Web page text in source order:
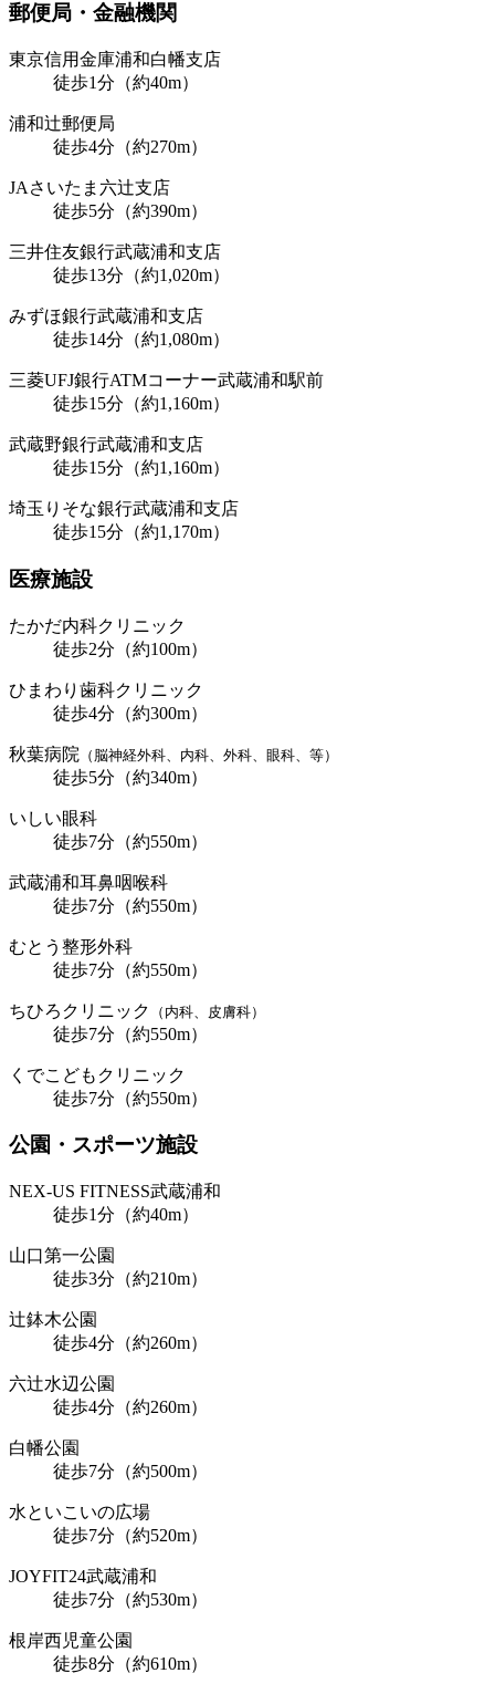
郵便局・金融機関
東京信用金庫浦和白幡支店
徒歩1分（約40m）
浦和辻郵便局
徒歩4分（約270m）
JAさいたま六辻支店
徒歩5分（約390m）
三井住友銀行武蔵浦和支店
徒歩13分（約1,020m）
みずほ銀行武蔵浦和支店
徒歩14分（約1,080m）
三菱UFJ銀行ATMコーナー武蔵浦和駅前
徒歩15分（約1,160m）
武蔵野銀行武蔵浦和支店
徒歩15分（約1,160m）
埼玉りそな銀行武蔵浦和支店
徒歩15分（約1,170m）
医療施設
たかだ内科クリニック
徒歩2分（約100m）
ひまわり歯科クリニック
徒歩4分（約300m）
秋葉病院 （脳神経外科、内科、外科、眼科、等）
徒歩5分（約340m）
いしい眼科
徒歩7分（約550m）
武蔵浦和耳鼻咽喉科
徒歩7分（約550m）
むとう整形外科
徒歩7分（約550m）
ちひろクリニック （内科、皮膚科）
徒歩7分（約550m）
くでこどもクリニック
徒歩7分（約550m）
公園・スポーツ施設
NEX-US FITNESS武蔵浦和
徒歩1分（約40m）
山口第一公園
徒歩3分（約210m）
辻鉢木公園
徒歩4分（約260m）
六辻水辺公園
徒歩4分（約260m）
白幡公園
徒歩7分（約500m）
水といこいの広場
徒歩7分（約520m）
JOYFIT24武蔵浦和
徒歩7分（約530m）
根岸西児童公園
徒歩8分（約610m）